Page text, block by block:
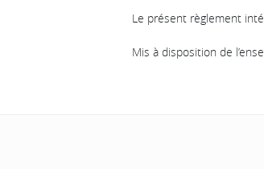
Le présent règlement
Mis à disposition de